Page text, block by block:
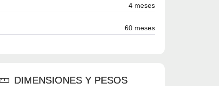
4 meses
60 meses
DIMENSIONES Y PESOS